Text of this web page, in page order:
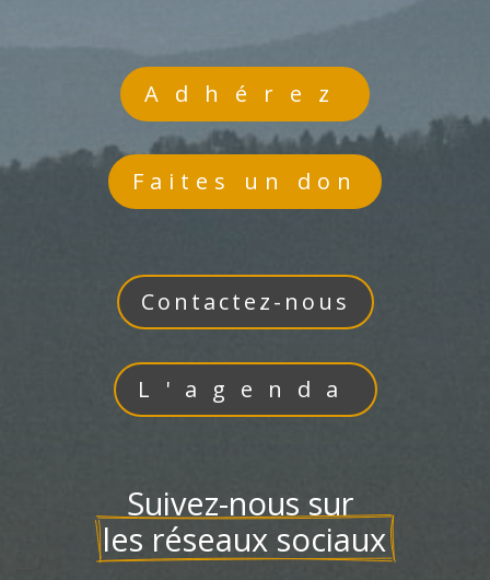
Adhérez
Faites un don
Contactez-nous
L'agenda
Suivez-nous sur
les réseaux sociaux